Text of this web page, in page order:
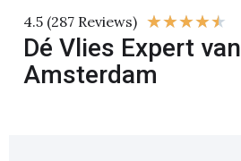
4.5 (287 Reviews) ★★★★★
Dé Vlies Expert van
Amsterdam